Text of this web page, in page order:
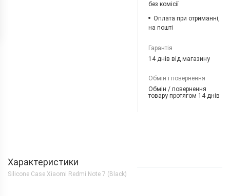
без комісії
Оплата при отриманні,
на пошті
Гарантія
14 днів від магазину
Обмін і повернення
Обмін / повернення
товару протягом 14 днів
Характеристики
Silicone Case Xiaomi Redmi Note 7 (Black)